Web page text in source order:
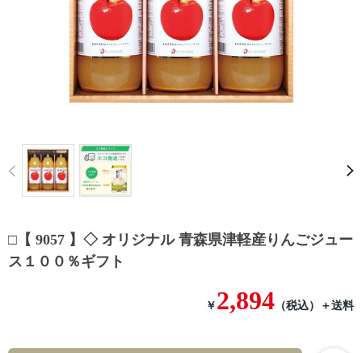
Prev
□【 9057 】◇ オリジナル 青森県津軽産りんごジュー
ス１００％ギフト
￥ 2,894 （税込） ＋送料